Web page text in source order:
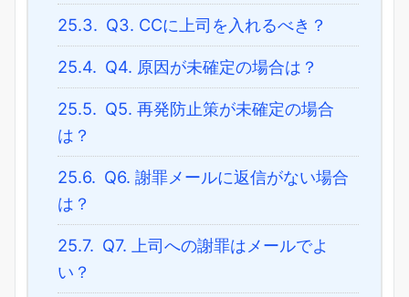
25.3. Q3. CCに上司を入れるべき？
25.4. Q4. 原因が未確定の場合は？
25.5. Q5. 再発防止策が未確定の場合
は？
25.6. Q6. 謝罪メールに返信がない場合
は？
25.7. Q7. 上司への謝罪はメールでよ
い？